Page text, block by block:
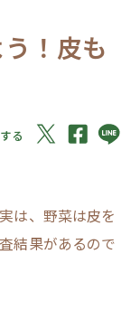
！皮も
る
は、野菜は皮を
結果があるので